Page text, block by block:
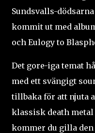
Sundsvalls-
kommit ut med
och Eulogy to
Det gore-iga temat
med ett svängigt
tillbaka för att njuta
klassisk death
kommer du gilla